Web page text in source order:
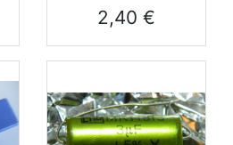
Prix
2,40 €